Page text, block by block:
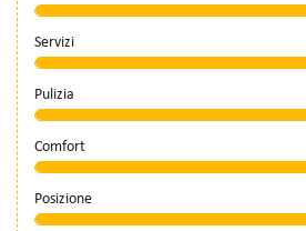
Servizi
Pulizia
Comfort
Posizione